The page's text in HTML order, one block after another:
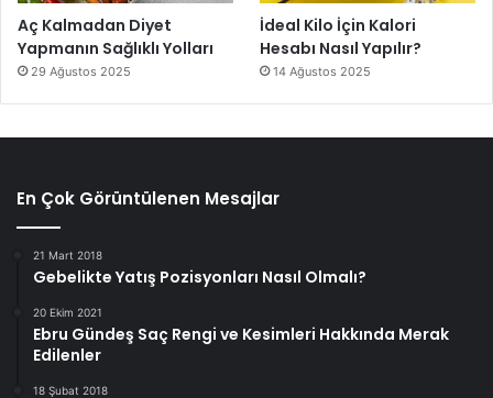
Aç Kalmadan Diyet
Yapmanın Sağlıklı Yolları
29 Ağustos 2025
İdeal Kilo İçin Kalori
Hesabı Nasıl Yapılır?
14 Ağustos 2025
En Çok Görüntülenen Mesajlar
21 Mart 2018
Gebelikte Yatış Pozisyonları Nasıl Olmalı?
20 Ekim 2021
Ebru Gündeş Saç Rengi ve Kesimleri Hakkında Merak
Edilenler
18 Şubat 2018